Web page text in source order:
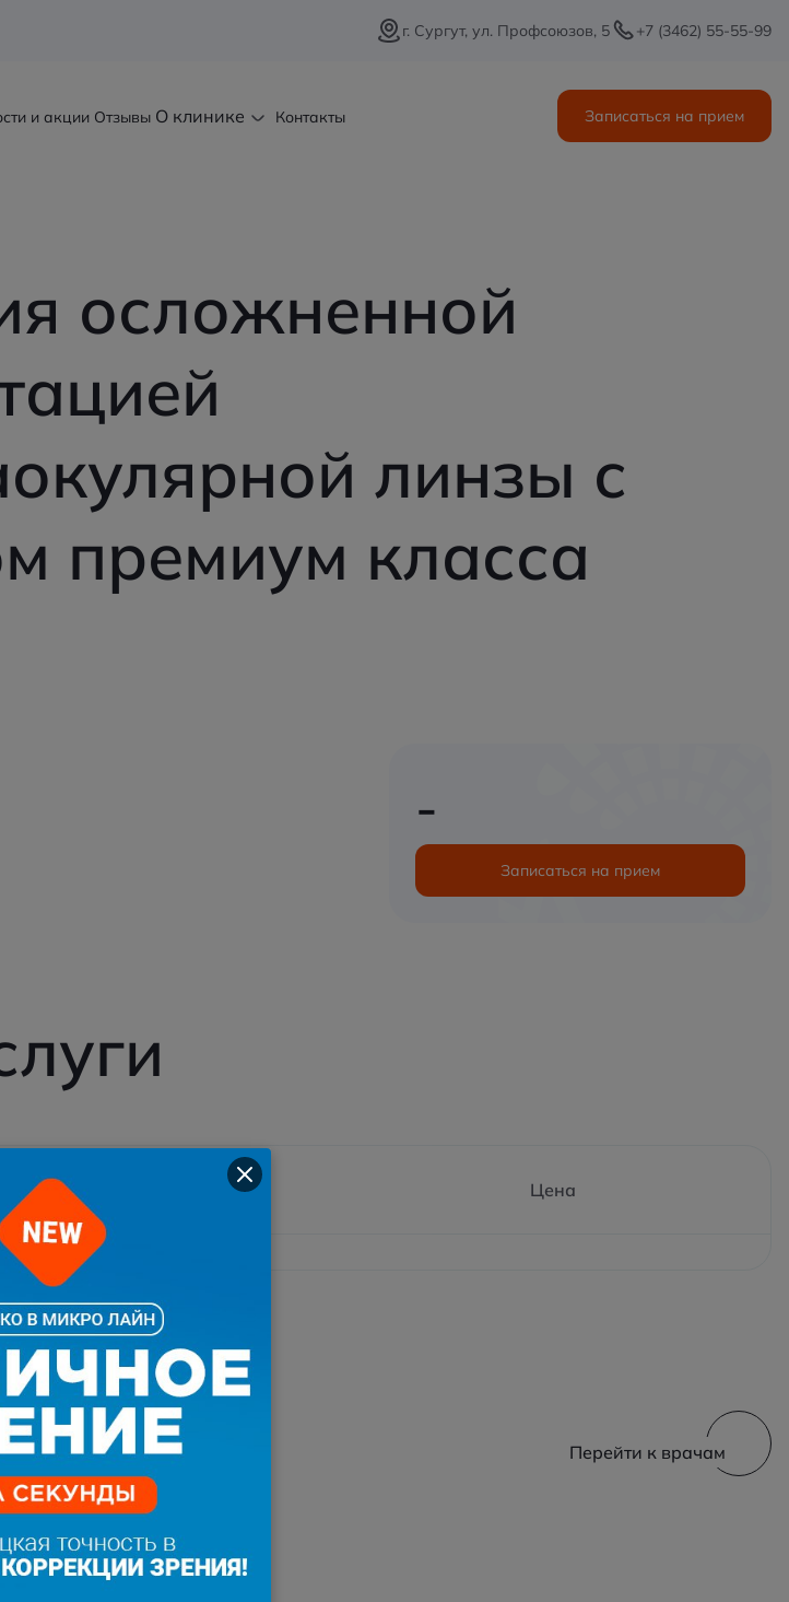
г. Сургут, ул. Профсоюзов, 5 +7 (3462) 55-55-99
и акции Отзывы О клинике Контакты Записаться на прием
осложненной
линзы с
премиум класса
-
Записаться на прием
Цена
Перейти к врачам